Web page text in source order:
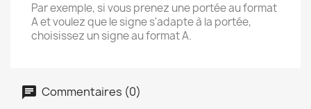
Par exemple, si vous prenez une portée au format
A et voulez que le signe s'adapte à la portée,
choisissez un signe au format A.
Commentaires (0)